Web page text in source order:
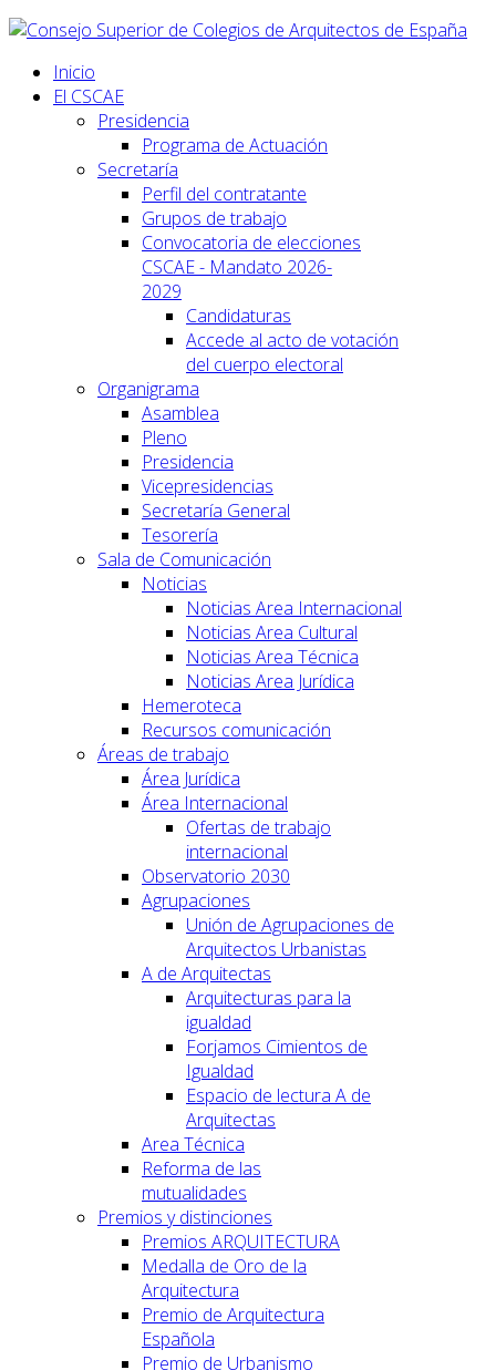
Inicio
El CSCAE
Presidencia
Programa de Actuación
Secretaría
Perfil del contratante
Grupos de trabajo
Convocatoria de elecciones
CSCAE - Mandato 2026-
2029
Candidaturas
Accede al acto de votación
del cuerpo electoral
Organigrama
Asamblea
Pleno
Presidencia
Vicepresidencias
Secretaría General
Tesorería
Sala de Comunicación
Noticias
Noticias Area Internacional
Noticias Area Cultural
Noticias Area Técnica
Noticias Area Jurídica
Hemeroteca
Recursos comunicación
Áreas de trabajo
Área Jurídica
Área Internacional
Ofertas de trabajo
internacional
Observatorio 2030
Agrupaciones
Unión de Agrupaciones de
Arquitectos Urbanistas
A de Arquitectas
Arquitecturas para la
igualdad
Forjamos Cimientos de
Igualdad
Espacio de lectura A de
Arquitectas
Area Técnica
Reforma de las
mutualidades
Premios y distinciones
Premios ARQUITECTURA
Medalla de Oro de la
Arquitectura
Premio de Arquitectura
Española
Premio de Urbanismo